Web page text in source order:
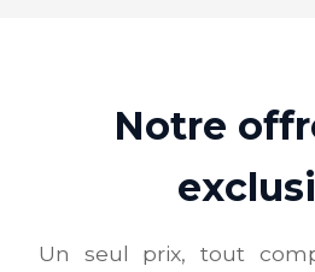
Notre
Un seul prix, tout